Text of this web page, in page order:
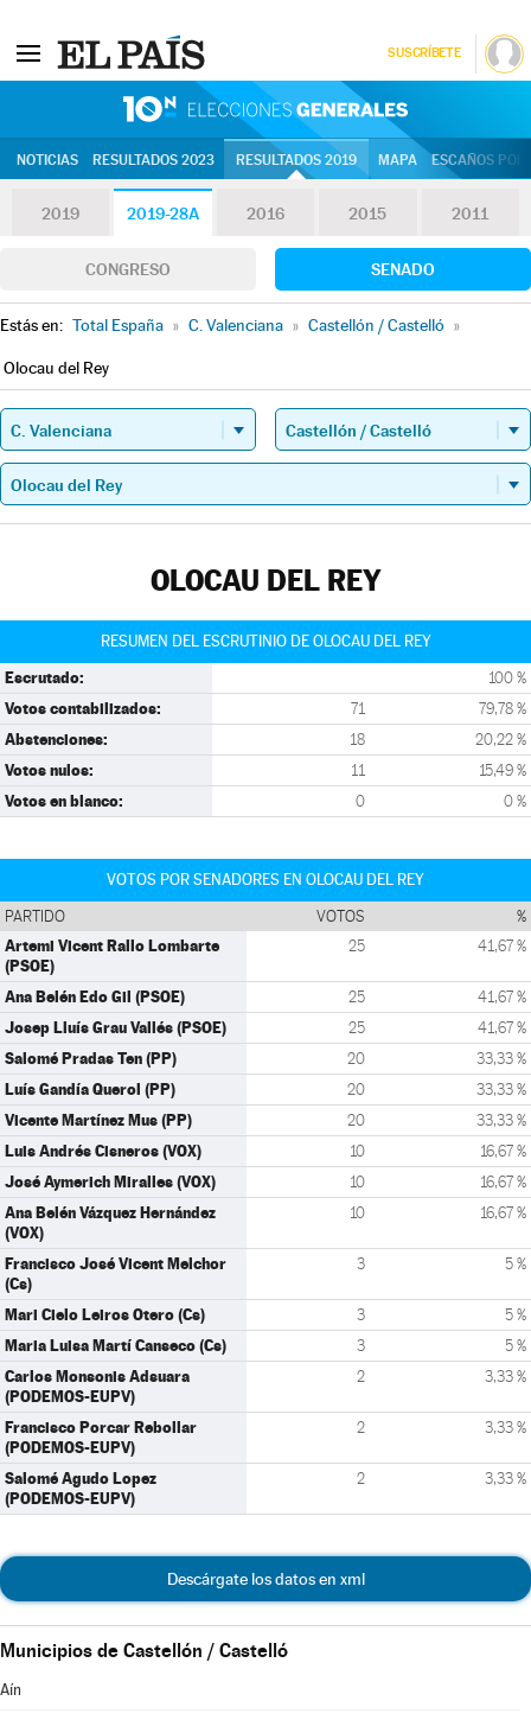
SUSCRÍBETE
NOTICIAS RESULTADOS 2023 RESULTADOS 2019 MAPA ESCAÑOS
2019 2019-28A 2016 2015 2011
CONGRESO SENADO
Estás en: Total España » C. Valenciana » Castellón / Castelló »
Olocau del Rey
OLOCAU DEL REY
RESUMEN DEL ESCRUTINIO DE OLOCAU DEL REY
Escrutado: 100 %
Votos contabilizados: 71 79,78 %
Abstenciones: 18 20,22 %
Votos nulos: 11 15,49 %
Votos en blanco: 0 0 %
VOTOS POR SENADORES EN OLOCAU DEL REY
PARTIDO VOTOS %
Artemi Vicent Rallo Lombarte
(PSOE)
25 41,67 %
Ana Belén Edo Gil (PSOE) 25 41,67 %
Josep Lluís Grau Vallés (PSOE) 25 41,67 %
Salomé Pradas Ten (PP) 20 33,33 %
Luís Gandía Querol (PP) 20 33,33 %
Vicente Martínez Mus (PP) 20 33,33 %
Luis Andrés Cisneros (VOX) 10 16,67 %
José Aymerich Miralles (VOX) 10 16,67 %
Ana Belén Vázquez Hernández
(VOX)
10 16,67 %
Francisco José Vicent Melchor
(Cs)
3 5 %
Mari Cielo Leiros Otero (Cs) 3 5 %
Maria Luisa Martí Canseco (Cs) 3 5 %
Carlos Monsonis Adsuara
(PODEMOS-EUPV)
2 3,33 %
Francisco Porcar Rebollar
(PODEMOS-EUPV)
2 3,33 %
Salomé Agudo Lopez
(PODEMOS-EUPV)
2 3,33 %
Descárgate los datos en xml
Municipios de Castellón / Castelló
Aín